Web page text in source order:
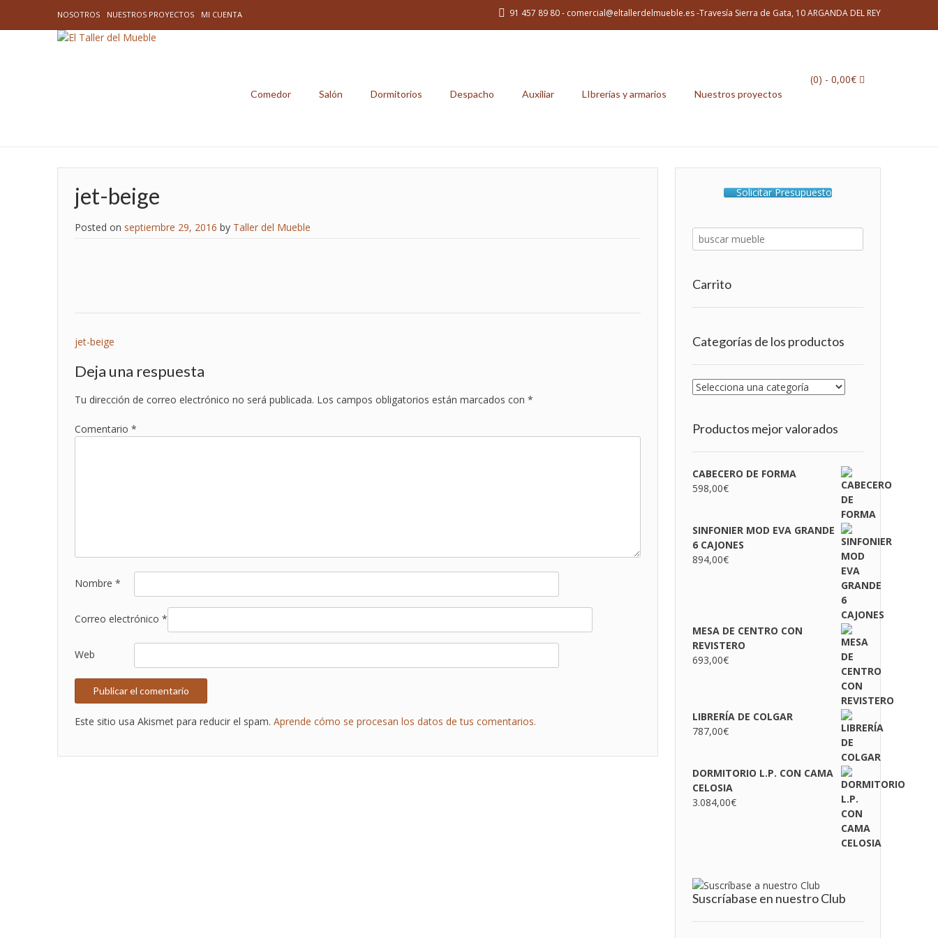
NOSOTROS NUESTROS PROYECTOS MI CUENTA 91 457 89 80 - comercial@eltallerdelmueble.es -Travesía Sierra de Gata, 10 ARGANDA DEL REY
(0) - 0,00€
Comedor Salón Dormitorios Despacho Auxiliar LIbrerías y armarios Nuestros proyectos
jet-beige
Posted on septiembre 29, 2016 by Taller del Mueble
Navegación
de
entradas
jet-beige
Deja una respuesta
Tu dirección de correo electrónico no será publicada. Los campos obligatorios están marcados con *
Comentario *
Nombre *
Correo electrónico *
Web
Este sitio usa Akismet para reducir el spam. Aprende cómo se procesan los datos de tus comentarios.
Solicitar Presupuesto
Carrito
Categorías de los productos
Productos mejor valorados
CABECERO DE FORMA
598,00€
SINFONIER MOD EVA GRANDE
6 CAJONES
894,00€
MESA DE CENTRO CON
REVISTERO
693,00€
LIBRERÍA DE COLGAR
787,00€
DORMITORIO L.P. CON CAMA
CELOSIA
3.084,00€
Suscríabase en nuestro Club